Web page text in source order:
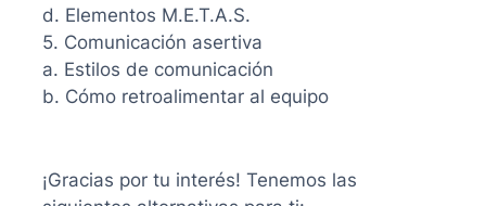
d. Elementos M.E.T.A.S.
5. Comunicación asertiva
a. Estilos de comunicación
b. Cómo retroalimentar al equipo
¡Gracias por tu interés! Tenemos las